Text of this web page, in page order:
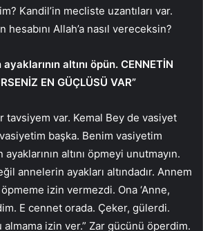
Kandil’in mecliste uzantıları var.
hesabını Allah’a nasıl vereceksin?
altını öpün. CENNETİN
EN GÜÇLÜSÜ VAR”
tavsiyem var. Kemal Bey de vasiyet
başka. Benim vasiyetim
altını öpmeyi unutmayın.
annelerin ayakları altındadır. Annem
öpmeme izin vermezdi. Ona ‘Anne,
E cennet orada. Çeker, gülerdi.
almama izin ver.” Zar gücünü öperdim.